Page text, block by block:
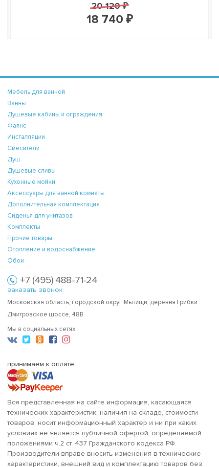
20 120 ₽
18 740 ₽
Мебель для ванной
Ванны
Душевые кабины и ограждения
Фаянс
Инсталляции
Смесители
Душ
Душевые сливы
Кухонные мойки
Аксессуары для ванной комнаты
Дополнительная комплектация
Сиденья для унитазов
Комплекты
Прочие товары
Отопление и водоснабжение
Обои
+7 (495) 488-71-24
заказать звонок
Московская область, городской округ Мытищи, деревня Грибки
Дмитровское шоссе, 48В
Мы в социальных сетях:
принимаем к оплате
Вся представленная на сайте информация, касающаяся
технических характеристик, наличия на складе, стоимости
товаров, носит информационный характер и ни при каких
условиях не является публичной офертой, определяемой
положениями ч.2 ст. 437 Гражданского кодекса РФ.
Производители вправе вносить изменения в технические
характеристики, внешний вид и комплектацию товаров без